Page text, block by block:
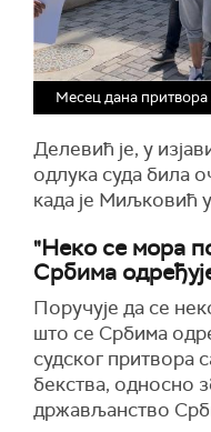
Месец дана
Делевић је, у
одлука суда била
када је Миљковић
"Неко се мора
Србима
Поручује да се
што се Србима
судског притвора
бекства, односно
држављанство